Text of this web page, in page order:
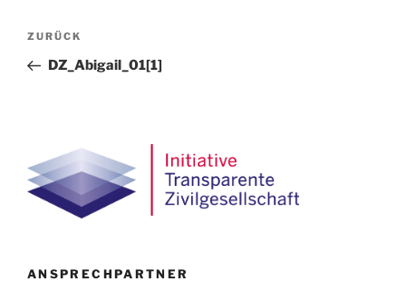
Beitragsnavigation
Vorheriger
Beitrag
ZURÜCK
DZ_Abigail_01[1]
ANSPRECHPARTNER